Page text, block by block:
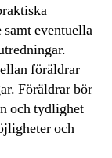
eventuella
föräldrar
Föräldrar bör
och tydlighet
och